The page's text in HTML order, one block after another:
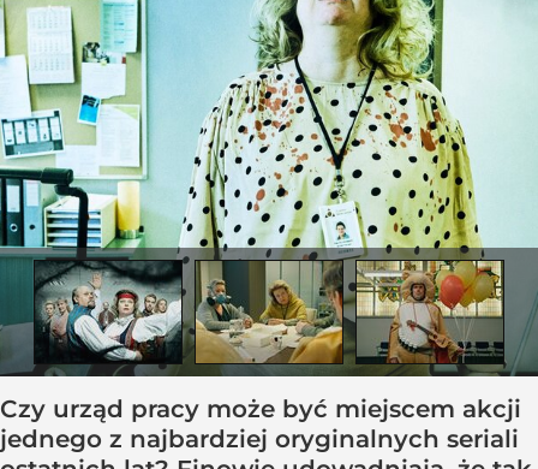
Czy urząd pracy może być miejscem akcji
jednego z najbardziej oryginalnych seriali